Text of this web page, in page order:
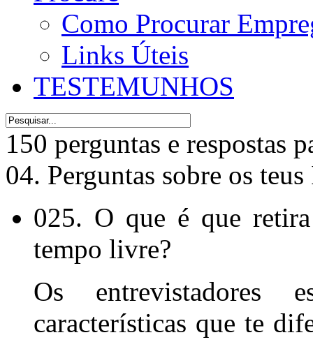
Como Procurar
Links Úteis
TESTEMUNHOS
150 perguntas e respostas
04. Perguntas sobre os
025. O que é que
tempo livre?
Os entrevistadores
características que te